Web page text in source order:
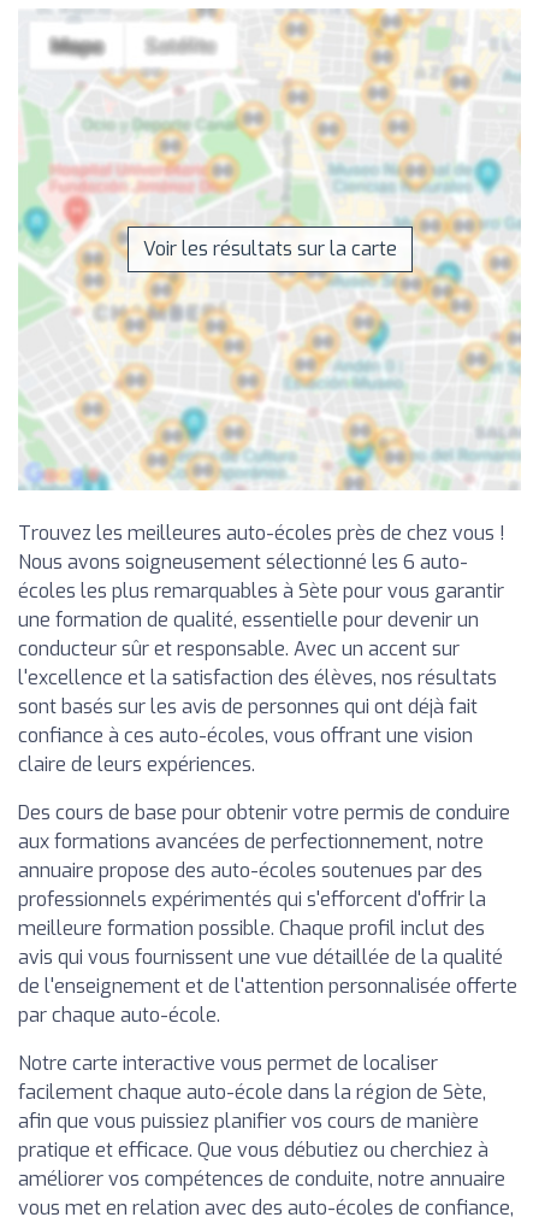
Voir les résultats sur la carte
Trouvez les meilleures auto-écoles près de chez vous !
Nous avons soigneusement sélectionné les 6 auto-
écoles les plus remarquables à Sète pour vous garantir
une formation de qualité, essentielle pour devenir un
conducteur sûr et responsable. Avec un accent sur
l'excellence et la satisfaction des élèves, nos résultats
sont basés sur les avis de personnes qui ont déjà fait
confiance à ces auto-écoles, vous offrant une vision
claire de leurs expériences.
Des cours de base pour obtenir votre permis de conduire
aux formations avancées de perfectionnement, notre
annuaire propose des auto-écoles soutenues par des
professionnels expérimentés qui s'efforcent d'offrir la
meilleure formation possible. Chaque profil inclut des
avis qui vous fournissent une vue détaillée de la qualité
de l'enseignement et de l'attention personnalisée offerte
par chaque auto-école.
Notre carte interactive vous permet de localiser
facilement chaque auto-école dans la région de Sète,
afin que vous puissiez planifier vos cours de manière
pratique et efficace. Que vous débutiez ou cherchiez à
améliorer vos compétences de conduite, notre annuaire
vous met en relation avec des auto-écoles de confiance,